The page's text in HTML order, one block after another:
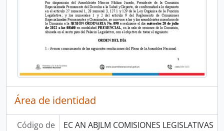
Área de identidad
Código de
EC AN ABJLM COMISIONES LEGISLATIVAS